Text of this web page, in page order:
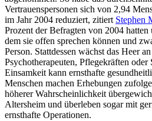
Vertrauenspersonen sich von 2,94
im Jahr 2004 reduziert, zitiert Stephen
Prozent der Befragten von 2004
dem sie offen sprechen können und
Person. Stattdessen wächst das Heer
Psychotherapeuten, Pflegekräften oder
Einsamkeit kann ernsthafte
Menschen machen Erhebungen
höherer Wahrscheinlichkeit
Altersheim und überleben sogar mit
ernsthafte Operationen.